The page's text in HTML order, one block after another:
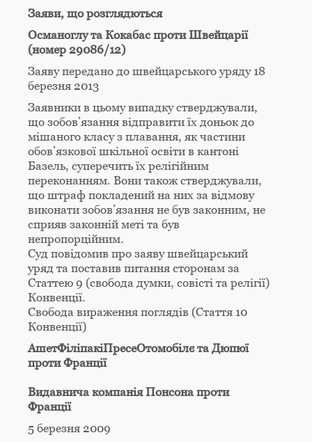
Заяви, що розглядються
Османоглу та Кокабас проти Швейцарії
(номер 29086/12)
Заяву передано до швейцарського уряду 18
березня 2013
Заявники в цьому випадку стверджували,
що зобов’язання відправити їх доньок до
мішаного класу з плавання, як частини
обов’язкової шкільної освіти в кантоні
Базель, суперечить їх релігійним
переконанням. Вони також стверджували,
що штраф покладений на них за відмову
виконати зобов’язання не був законним, не
сприяв законній меті та був
непропорційним.
Суд повідомив про заяву швейцарський
уряд та поставив питання сторонам за
Статтею 9 (свобода думки, совісті та релігії)
Конвенції.
Свобода вираження поглядів (Стаття 10
Конвенції)
АшетФіліпакіПресеОтомобілє та Дюпюї
проти Франції
Видавнича компанія Понсона проти
Франції
5 березня 2009